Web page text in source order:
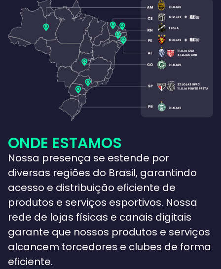
ONDE ESTAMOS
Nossa presença se estende por
diversas regiões do Brasil, garantindo
acesso e distribuição eficiente de
produtos e serviços esportivos. Nossa
rede de lojas físicas e canais digitais
garante que nossos produtos e serviços
alcancem torcedores e clubes de forma
eficiente.